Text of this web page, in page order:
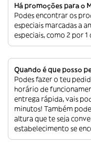
Há promoções para o
Podes encontrar os
especiais marcadas a
especiais, como 2 por
Quando é que posso
Podes fazer o teu
horário de
entrega rápida, vais
minutos! Também
altura que te seja
estabelecimento se